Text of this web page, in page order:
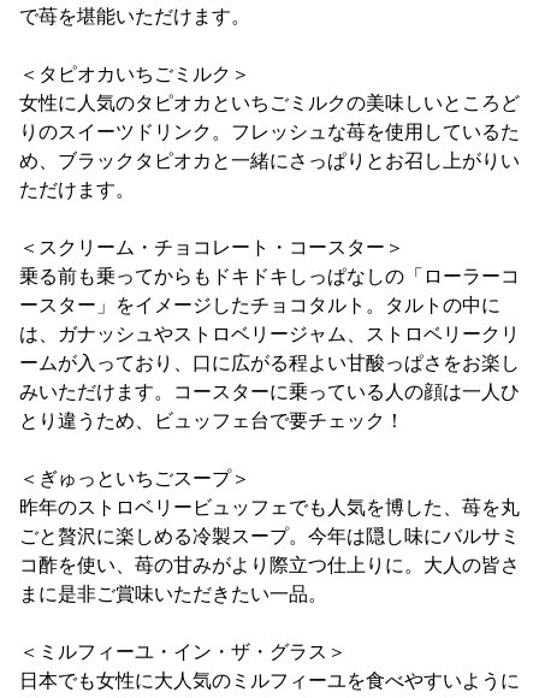
で苺を堪能いただけます。
＜タピオカいちごミルク＞
女性に人気のタピオカといちごミルクの美味しいところど
りのスイーツドリンク。フレッシュな苺を使用しているた
め、ブラックタピオカと一緒にさっぱりとお召し上がりい
ただけます。
＜スクリーム・チョコレート・コースター＞
乗る前も乗ってからもドキドキしっぱなしの「ローラーコ
ースター」をイメージしたチョコタルト。タルトの中に
は、ガナッシュやストロベリージャム、ストロベリークリ
ームが入っており、口に広がる程よい甘酸っぱさをお楽し
みいただけます。コースターに乗っている人の顔は一人ひ
とり違うため、ビュッフェ台で要チェック！
＜ぎゅっといちごスープ＞
昨年のストロベリービュッフェでも人気を博した、苺を丸
ごと贅沢に楽しめる冷製スープ。今年は隠し味にバルサミ
コ酢を使い、苺の甘みがより際立つ仕上りに。大人の皆さ
まに是非ご賞味いただきたい一品。
＜ミルフィーユ・イン・ザ・グラス＞
日本でも女性に大人気のミルフィーユを食べやすいように